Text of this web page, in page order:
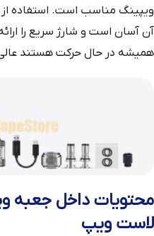
ویپینگ مناسب است. استفاده
آن آسان است و شارژ سریع را
همیشه در حال حرکت هستند
محتویات داخل جعبه
لاست ویپ